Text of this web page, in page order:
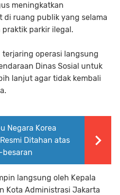
meningkatkan
di ruang publik yang selama
parkir ilegal.
operasi langsung
Dinas Sosial untuk
lanjut agar tidak kembali
Negara Korea
Ditahan atas
besaran
langsung oleh Kepala
Kota Administrasi Jakarta